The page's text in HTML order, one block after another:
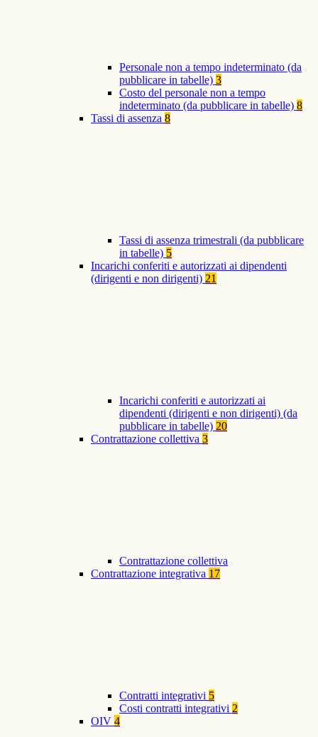
Personale non a tempo indeterminato (da
pubblicare in tabelle) 3
Costo del personale non a tempo
indeterminato (da pubblicare in tabelle) 8
Tassi di assenza 8
Tassi di assenza trimestrali (da pubblicare
in tabelle) 5
Incarichi conferiti e autorizzati ai dipendenti
(dirigenti e non dirigenti) 21
Incarichi conferiti e autorizzati ai
dipendenti (dirigenti e non dirigenti) (da
pubblicare in tabelle) 20
Contrattazione collettiva 3
Contrattazione collettiva
Contrattazione integrativa 17
Contratti integrativi 5
Costi contratti integrativi 2
OIV 4